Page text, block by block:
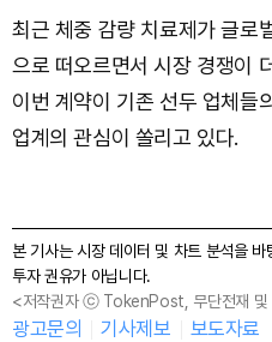
최근 체중 감량 치료제가 글로
으로 떠오르면서 시장 경쟁이
이번 계약이 기존 선두 업체들
업계의 관심이 쏠리고 있다.
본 기사는 시장 데이터 및 차트 분석을
투자 권유가 아닙니다.
<저작권자 ⓒ TokenPost, 무단전재 및
광고문의 기사제보 보도자료